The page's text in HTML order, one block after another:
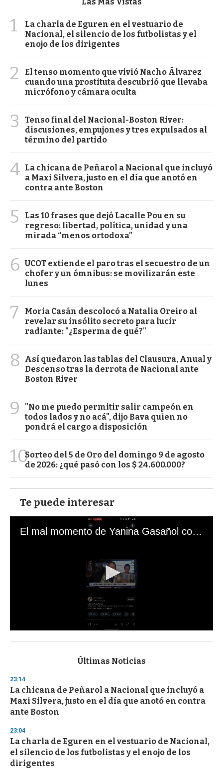
1
La charla de Eguren en el vestuario de
Nacional, el silencio de los futbolistas y el
enojo de los dirigentes
2
El tenso momento que vivió Nacho Álvarez
cuando una prostituta descubrió que llevaba
micrófono y cámara oculta
3
Tenso final del Nacional-Boston River:
discusiones, empujones y tres expulsados al
término del partido
4 La chicana de Peñarol a Nacional que incluyó
a Maxi Silvera, justo en el día que anotó en
contra ante Boston
5
Las 10 frases que dejó Lacalle Pou en su
regreso: libertad, política, unidad y una
mirada “menos ortodoxa”
6 UCOT extiende el paro tras el secuestro de un
chofer y un ómnibus: se movilizarán este
lunes
7
Moria Casán descolocó a Natalia Oreiro al
revelar su insólito secreto para lucir
radiante: "¿Esperma de qué?"
8
Así quedaron las tablas del Clausura, Anual y
Descenso tras la derrota de Nacional ante
Boston River
9
"No me puedo permitir salir campeón en
todos lados y no acá", dijo Bava quien no
pondrá el cargo a disposición
10Sorteo del 5 de Oro del domingo 9 de agosto
de 2026: ¿qué pasó con los $ 24.600.000?
Te puede interesar
El mal momento de Yanina Gasañol con un hincha argentino en "Subrayado"
s
d
s
o
f
3
s
e
c
o
n
Últimas Noticias
23:14
La chicana de Peñarol a Nacional que incluyó a
Maxi Silvera, justo en el día que anotó en contra
ante Boston
23:04
La charla de Eguren en el vestuario de Nacional,
el silencio de los futbolistas y el enojo de los
dirigentes